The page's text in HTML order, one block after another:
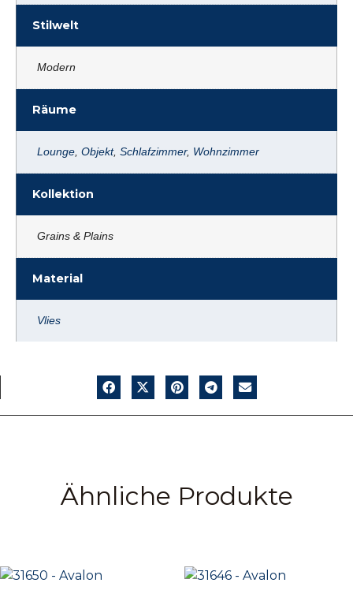
Stilwelt
Modern
Räume
Lounge Objekt, Schlafzimmer, Wohnzimmer
Kollektion
Grains & Plains
Material
Vlies
Ähnliche Produkte